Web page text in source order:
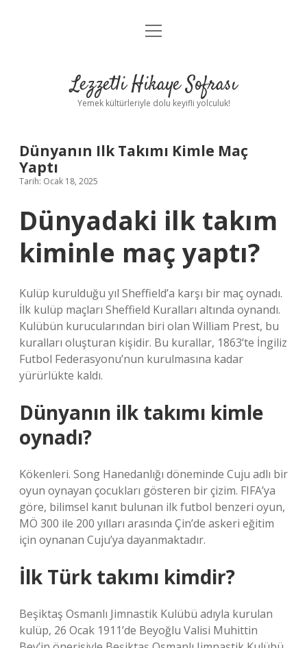
Anasayfa
Yasal Uyarı
menüyü
Lezzetli Hikaye Sofrası
Yemek kültürleriyle dolu keyifli yolculuk!
Dünyanın Ilk Takımı Kimle Maç
Yaptı
Tarih: Ocak 18, 2025
Dünyadaki ilk takım
kiminle maç yaptı?
Kulüp kurulduğu yıl Sheffield’a karşı bir maç oynadı.
İlk kulüp maçları Sheffield Kuralları altında oynandı.
Kulübün kurucularından biri olan William Prest, bu
kuralları oluşturan kişidir. Bu kurallar, 1863’te İngiliz
Futbol Federasyonu’nun kurulmasına kadar
yürürlükte kaldı.
Dünyanın ilk takımı kimle
oynadı?
Kökenleri. Song Hanedanlığı döneminde Cuju adlı bir
oyun oynayan çocukları gösteren bir çizim. FIFA’ya
göre, bilimsel kanıt bulunan ilk futbol benzeri oyun,
MÖ 300 ile 200 yılları arasında Çin’de askeri eğitim
için oynanan Cuju’ya dayanmaktadır.
İlk Türk takımı kimdir?
Beşiktaş Osmanlı Jimnastik Kulübü adıyla kurulan
kulüp, 26 Ocak 1911’de Beyoğlu Valisi Muhittin